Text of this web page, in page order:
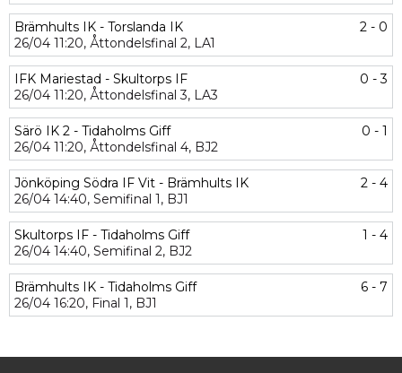
Brämhults IK - Torslanda IK
2 - 0
26/04 11:20, Åttondelsfinal 2, LA1
IFK Mariestad - Skultorps IF
0 - 3
26/04 11:20, Åttondelsfinal 3, LA3
Särö IK 2 - Tidaholms Giff
0 - 1
26/04 11:20, Åttondelsfinal 4, BJ2
Jönköping Södra IF Vit - Brämhults IK
2 - 4
26/04 14:40, Semifinal 1, BJ1
Skultorps IF - Tidaholms Giff
1 - 4
26/04 14:40, Semifinal 2, BJ2
Brämhults IK - Tidaholms Giff
6 - 7
26/04 16:20, Final 1, BJ1